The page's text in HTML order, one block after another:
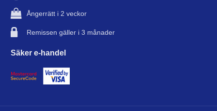
Ångerrätt i 2 veckor
Remissen gäller i 3 månader
Säker e-handel